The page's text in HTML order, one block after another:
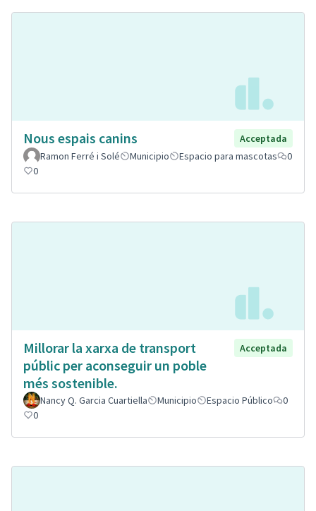
Nous espais canins
Acceptada
Ramon Ferré i Solé
Municipio Espacio para mascotas
0
0
Millorar la xarxa de transport
públic per aconseguir un poble
més sostenible.
Acceptada
Nancy Q. Garcia Cuartiella Municipio Espacio Público
0
0